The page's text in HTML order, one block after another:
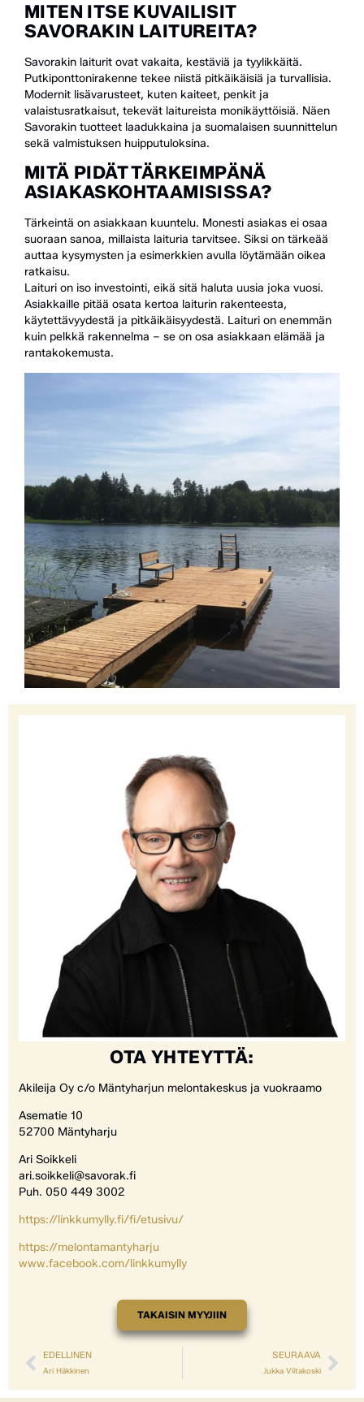
OTA YHTEYTTÄ:
Akileija Oy c/o Mäntyharjun melontakeskus ja vuokraamo
Asematie 10
52700 Mäntyharju
Ari Soikkeli
ari.soikkeli@savorak.fi
Puh. 050 449 3002
https://linkkumylly.fi/fi/etusivu/
https://melontamantyharju
www.facebook.com/linkkumylly
TAKAISIN MYYJIIN
EDELLINEN
Ari Häkkinen
SEURAAVA
Jukka Viitakoski
MITEN ITSE KUVAILISIT
SAVORAKIN LAITUREITA?
Savorakin laiturit ovat vakaita, kestäviä ja tyylikkäitä.
Putkiponttonirakenne tekee niistä pitkäikäisiä ja turvallisia.
Modernit lisävarusteet, kuten kaiteet, penkit ja
valaistusratkaisut, tekevät laitureista monikäyttöisiä. Näen
Savorakin tuotteet laadukkaina ja suomalaisen suunnittelun
sekä valmistuksen huipputuloksina.
MITÄ PIDÄT TÄRKEIMPÄNÄ
ASIAKASKOHTAAMISISSA?
Tärkeintä on asiakkaan kuuntelu. Monesti asiakas ei osaa
suoraan sanoa, millaista laituria tarvitsee. Siksi on tärkeää
auttaa kysymysten ja esimerkkien avulla löytämään oikea
ratkaisu.
Laituri on iso investointi, eikä sitä haluta uusia joka vuosi.
Asiakkaille pitää osata kertoa laiturin rakenteesta,
käytettävyydestä ja pitkäikäisyydestä. Laituri on enemmän
kuin pelkkä rakennelma – se on osa asiakkaan elämää ja
rantakokemusta.